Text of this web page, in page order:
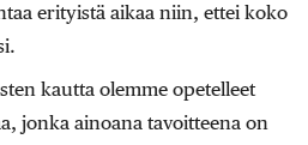
erityistä aikaa niin, ettei koko
kautta olemme opetelleet
jonka ainoana tavoitteena on